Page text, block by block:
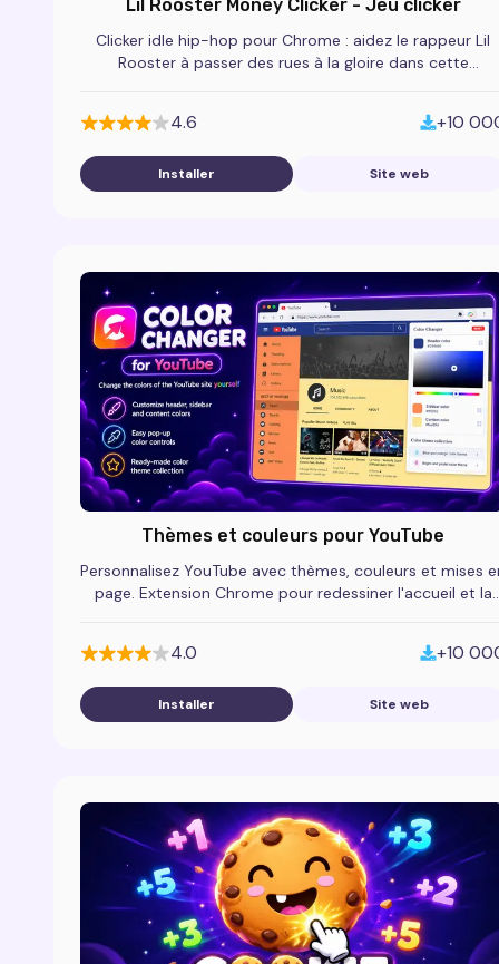
Lil Rooster Money Clicker - Jeu clicker
Clicker idle hip-hop pour Chrome : aidez le rappeur Lil
Rooster à passer des rues à la gloire dans cette
4.6 +10
Installer Site web
Thèmes et couleurs pour YouTube
Personnalisez YouTube avec thèmes, couleurs et mises
page. Extension Chrome pour redessiner l'accueil et la
4.0 +10
Installer Site web